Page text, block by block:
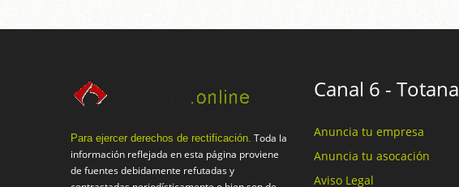
Para ejercer derechos de rectificación. Toda la
información reflejada en esta página proviene
de fuentes debidamente refutadas y
Canal 6 - Totana
Anuncia tu empresa
Anuncia tu asocación
Aviso Legal